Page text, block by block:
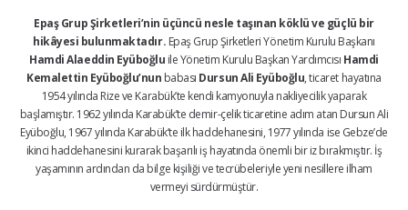
Epaş Grup Şirketleri’nin üçüncü nesle taşınan köklü ve güçlü bir
hikâyesi bulunmaktadır. Epaş Grup Şirketleri Yönetim Kurulu Başkanı
Hamdi Alaeddin Eyüboğlu ile Yönetim Kurulu Başkan Yardımcısı Hamdi
Kemalettin Eyüboğlu’nun babası Dursun Ali Eyüboğlu, ticaret hayatına
1954 yılında Rize ve Karabük’te kendi kamyonuyla nakliyecilik yaparak
başlamıştır. 1962 yılında Karabük’te demir-çelik ticaretine adım atan Dursun Ali
Eyüboğlu, 1967 yılında Karabük’te ilk haddehanesini, 1977 yılında ise Gebze’de
ikinci haddehanesini kurarak başarılı iş hayatında önemli bir iz bırakmıştır. İş
yaşamının ardından da bilge kişiliği ve tecrübeleriyle yeni nesillere ilham
vermeyi sürdürmüştür.